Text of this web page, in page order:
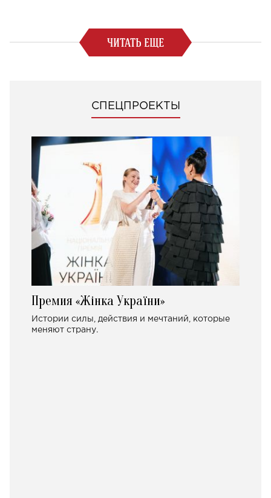
ЧИТАТЬ ЕЩЕ
СПЕЦПРОЕКТЫ
Премия «Жінка України»
Истории силы, действия и мечтаний, которые
меняют страну.